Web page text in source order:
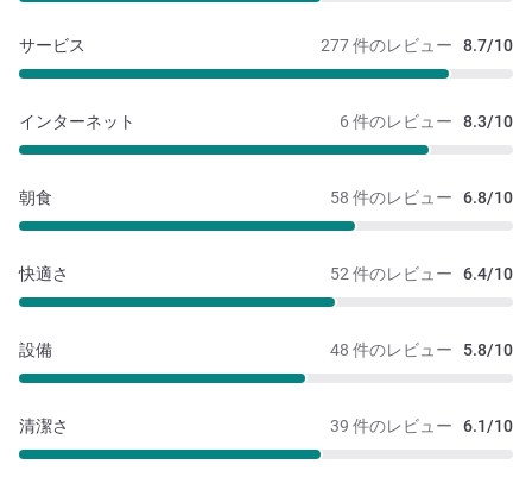
277 件のレビュー 8.7/10
サービス
6 件のレビュー 8.3/10
インターネット
58 件のレビュー 6.8/10
朝食
52 件のレビュー 6.4/10
快適さ
48 件のレビュー 5.8/10
設備
39 件のレビュー 6.1/10
清潔さ